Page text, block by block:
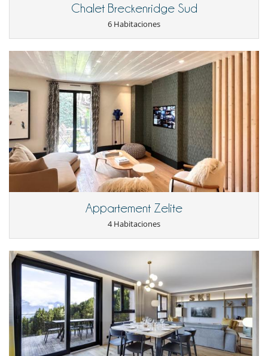
Chalet Breckenridge Sud
6 Habitaciones
Appartement Zelite
4 Habitaciones